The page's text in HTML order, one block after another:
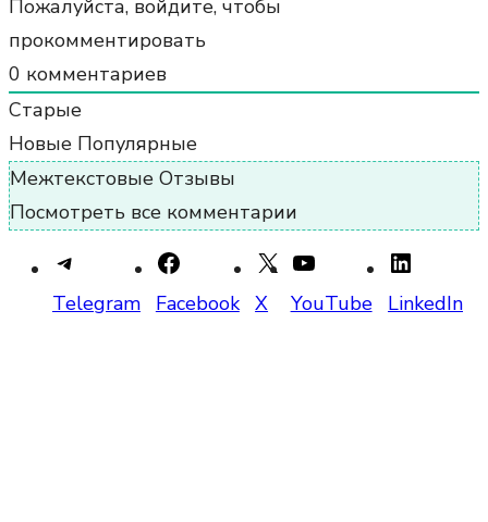
Пожалуйста, войдите, чтобы
прокомментировать
0 комментариев
Старые
Новые Популярные
Межтекстовые Отзывы
Посмотреть все комментарии
Telegram Facebook X YouTube LinkedIn